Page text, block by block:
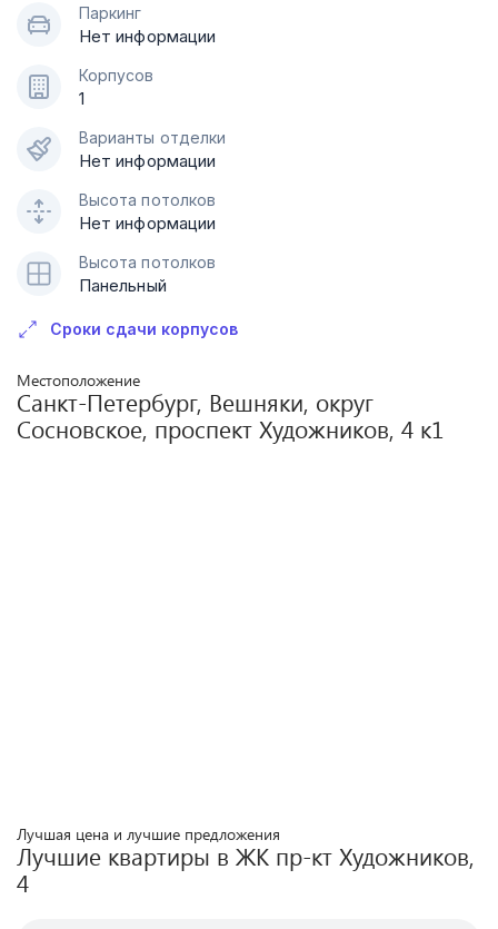
Паркинг
Нет информации
Корпусов
1
Варианты отделки
Нет информации
Высота потолков
Нет информации
Высота потолков
Панельный
Сроки сдачи корпусов
Местоположение
Санкт-Петербург, Вешняки, округ
Сосновское, проспект Художников, 4 к1
Лучшая цена и лучшие предложения
Лучшие квартиры в ЖК пр-кт Художников,
4